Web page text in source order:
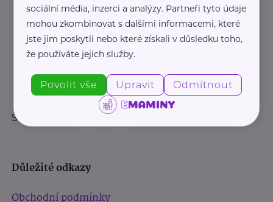
Sledujte nás:
Důležité odkazy
Obchodní podmínky
sociální média, inzerci a analýzy. Partneři tyto údaje
mohou zkombinovat s dalšími informacemi, které
jste jim poskytli nebo které získali v důsledku toho,
že používáte jejich služby.
Povolit vše Upravit Odmítnout